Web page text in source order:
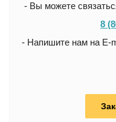
- Вы можете
8
- Напишите нам на E-